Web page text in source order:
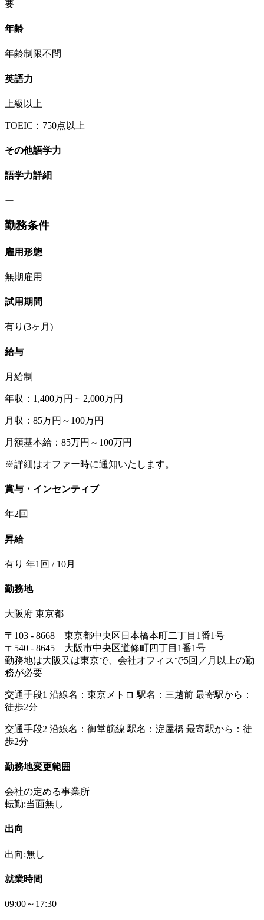
要
年齢
年齢制限不問
英語力
上級以上
TOEIC：750点以上
その他語学力
語学力詳細
ー
勤務条件
雇用形態
無期雇用
試用期間
有り(3ヶ月)
給与
月給制
年収：1,400万円 ~ 2,000万円
月収：85万円～100万円
月額基本給：85万円～100万円
※詳細はオファー時に通知いたします。
賞与・インセンティブ
年2回
昇給
有り 年1回 / 10月
勤務地
大阪府 東京都
〒103 - 8668 東京都中央区日本橋本町二丁目1番1号
〒540 - 8645 大阪市中央区道修町四丁目1番1号
勤務地は大阪又は東京で、会社オフィスで5回／月以上の勤
務が必要
交通手段1 沿線名：東京メトロ 駅名：三越前 最寄駅から：
徒歩2分
交通手段2 沿線名：御堂筋線 駅名：淀屋橋 最寄駅から：徒
歩2分
勤務地変更範囲
会社の定める事業所
転勤:当面無し
出向
出向:無し
就業時間
09:00～17:30